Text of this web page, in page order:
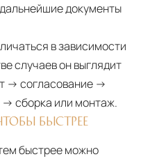
документы
в зависимости
случаев он выглядит
→ согласование →
сборка или монтаж.
БЫСТРЕЕ
быстрее можно